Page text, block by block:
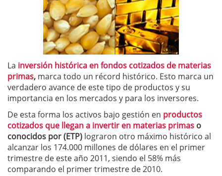
La inversión histórica en fondos cotizados de materias
primas, marca todo un récord histórico. Esto marca un
verdadero avance de este tipo de productos y su
importancia en los mercados y para los inversores.
De esta forma los activos bajo gestión en productos
cotizados que llegan a invertir en materias primas o
conocidos por (ETP) lograron otro máximo histórico al
alcanzar los 174.000 millones de dólares en el primer
trimestre de este año 2011, siendo el 58% más
comparando el primer trimestre de 2010.